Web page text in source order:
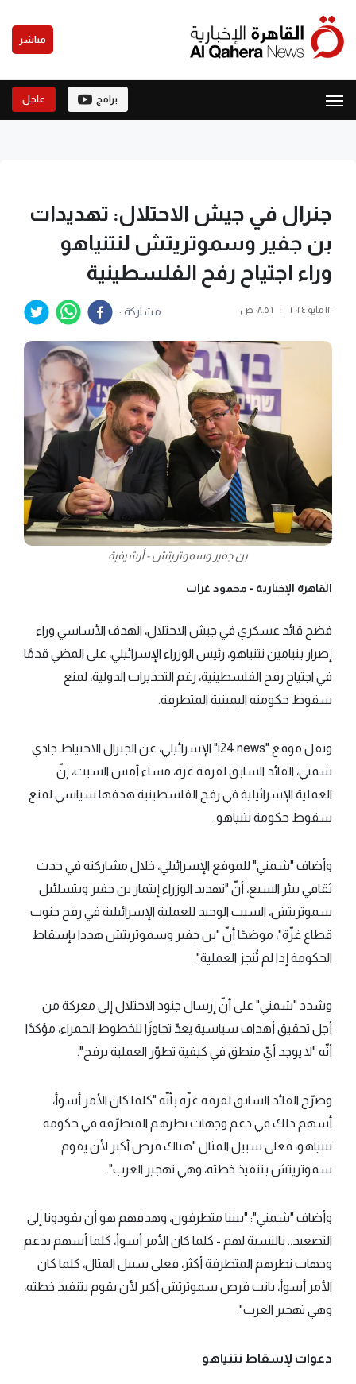
مباشر
برامج عاجل
جنرال في جيش الاحتلال: تهديدات
بن جفير وسموتريتش لنتنياهو
وراء اجتياح رفح الفلسطينية
١٢ مايو ٢٠٢٤ | ٠٨:٥٦ ص مشاركة :
بن جفير وسموتريتش - أرشيفية
القاهرة الإخبارية - محمود غراب
فضح قائد عسكري في جيش الاحتلال، الهدف الأساسي وراء
إصرار بنيامين نتنياهو، رئيس الوزراء الإسرائيلي، على المضي قدمًا
في اجتياح رفح الفلسطينية، رغم التحذيرات الدولية، لمنع
سقوط حكومته اليمينية المتطرفة.
ونقل موقع "i24 news" الإسرائيلي، عن الجنرال الاحتياط جادي
شمني، القائد السابق لفرقة غزة، مساء أمس السبت، إنّ
العملية الإسرائيلية في رفح الفلسطينية هدفها سياسي لمنع
سقوط حكومة نتنياهو.
وأضاف "شمني" للموقع الإسرائيلي، خلال مشاركته في حدث
ثقافي ببئر السبع، أنّ "تهديد الوزراء إيتمار بن جفير وبتسلئيل
سموتريتش، السبب الوحيد للعملية الإسرائيلية في رفح جنوب
قطاع غزّة"، موضحًا أنّ "بن جفير وسموتريتش هددا بإسقاط
الحكومة إذا لم تُنجز العملية".
وشدد "شمني" على أنّ إرسال جنود الاحتلال إلى معركة من
أجل تحقيق أهداف سياسية يعدّ تجاوزًا للخطوط الحمراء، مؤكدًا
أنّه "لا يوجد أيّ منطق في كيفية تطوّر العملية برفح".
وصرّح القائد السابق لفرقة غزّة بأنّه "كلما كان الأمر أسوأ،
أسهم ذلك في دعم وجهات نظرهم المتطرّفة في حكومة
نتنياهو، فعلى سبيل المثال "هناك فرص أكبر لأن يقوم
سموتريتش بتنفيذ خطته، وهي تهجير العرب".
وأضاف "شمني": "بيننا متطرفون، وهدفهم هو أن يقودونا إلى
التصعيد.. بالنسبة لهم - كلما كان الأمر أسوأ، كلما أسهم بدعم
وجهات نظرهم المتطرفة أكثر، فعلى سبيل المثال، كلما كان
الأمر أسوأ، باتت فرص سموترتش أكبر لأن يقوم بتنفيذ خطته،
وهي تهجير العرب".
دعوات لإسقاط نتنياهو